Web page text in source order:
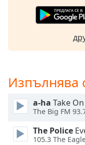
Background
Изпълнява
a-ha Take
The Big FM
The Police
105.3 The